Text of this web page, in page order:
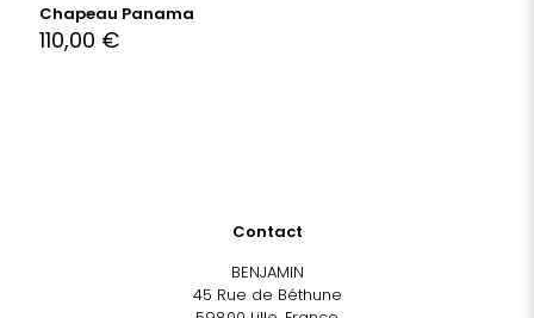
Chapeau Panama
110,00 €
Contact
BENJAMIN
45 Rue de Béthune